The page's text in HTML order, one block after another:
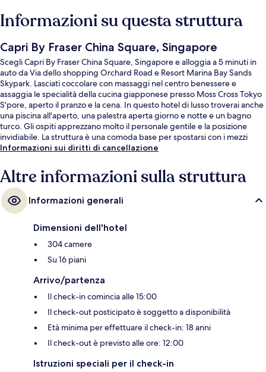
Informazioni su questa struttura
Capri By Fraser China Square, Singapore
Scegli Capri By Fraser China Square, Singapore e alloggia a 5 minuti in
auto da Via dello shopping Orchard Road e Resort Marina Bay Sands
Skypark. Lasciati coccolare con massaggi nel centro benessere e
assaggia le specialità della cucina giapponese presso Moss Cross Tokyo
S'pore, aperto il pranzo e la cena. In questo hotel di lusso troverai anche
una piscina all'aperto, una palestra aperta giorno e notte e un bagno
turco. Gli ospiti apprezzano molto il personale gentile e la posizione
invidiabile. La struttura è una comoda base per spostarsi con i mezzi
pubblici: Stazione metro di Telok Ayer si trova a 5 min a piedi e Stazione
Informazioni sui diritti di cancellazione
Altre informazioni sulla struttura
Informazioni generali
Dimensioni dell'hotel
304 camere
Su 16 piani
Arrivo/partenza
Il check-in comincia alle 15:00
Il check-out posticipato è soggetto a disponibilità
Età minima per effettuare il check-in: 18 anni
Il check-out è previsto alle ore: 12:00
Istruzioni speciali per il check-in